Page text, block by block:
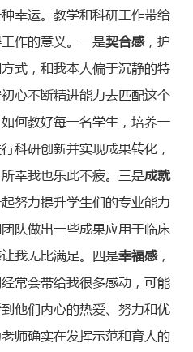
幸运。教学和科研工作带给
作的意义。一是契合感，护
式，和我本人偏于沉静的特
心不断精进能力去匹配这个
何教好每一名学生，培养一
科研创新并实现成果转化，
幸我也乐此不疲。三是成就
努力提升学生们的专业能力
队做出一些成果应用于临床
我无比满足。四是幸福感，
常会带给我很多感动，可能
他们内心的热爱、努力和优
师确实在发挥示范和育人的